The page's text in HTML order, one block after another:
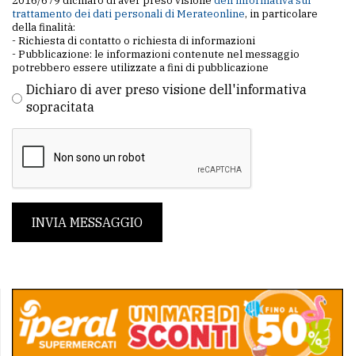
trattamento dei dati personali di Merateonline, in particolare
della finalità:
- Richiesta di contatto o richiesta di informazioni
- Pubblicazione: le informazioni contenute nel messaggio
potrebbero essere utilizzate a fini di pubblicazione
Dichiaro di aver preso visione dell'informativa
sopracitata
INVIA MESSAGGIO